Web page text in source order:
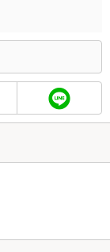
しい情報はお店へお問い
。)